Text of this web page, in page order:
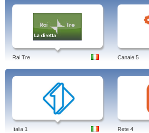
Rai Tre Canale 5
Italia 1 Rete 4